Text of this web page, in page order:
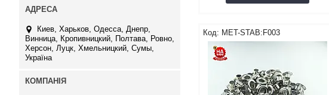
MET-STAB:F003
Киев, Харьков, Одесса, Днепр,
Винница, Кропивницкий, Полтава, Ровно,
Херсон, Луцк, Хмельницкий, Сумы,
Україна